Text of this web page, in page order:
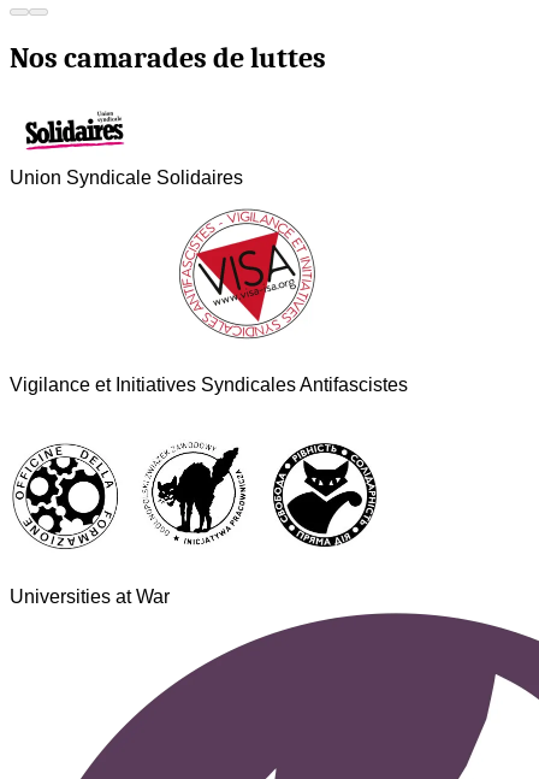
Nos camarades de luttes
Union Syndicale Solidaires
Vigilance et Initiatives Syndicales Antifascistes
Universities at War